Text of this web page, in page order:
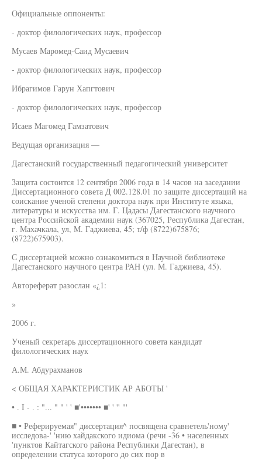
Официальные оппоненты:
- доктор филологических наук, профессор
Мусаев Маромед-Саид Мусаевич
- доктор филологических наук, профессор
Ибрагимов Гарун Хапгтович
- доктор филологических наук, профессор
Исаев Магомед Гамзатович
Ведущая организация —
Дагестанский государственный педагогический университет
Защита состоится 12 сентября 2006 года в 14 часов на заседании
Диссертационного совета Д 002.128.01 по защите диссертаций на
соискание ученой степени доктора наук при Институте языка,
литературы и искусства им. Г. Цадасы Дагестанского научного
центра Российской академии наук (367025, Республика Дагестан,
г. Махачкала, ул, М. Гаджиева, 45; т/ф (8722)675876;
(8722)675903).
С диссертацией можно ознакомиться в Научной библиотеке
Дагестанского научного центра РАН (ул. М. Гаджиева, 45).
Автореферат разослан «¿1:
»
2006 г.
Ученый секретарь диссертационного совета кандидат
филологических наук
А.М. Абдурахманов
< ОБЩАЯ ХАРАКТЕРИСТИК АР АБОТЫ '
• . I - . : "... " " ' ' ■'••••••• ■' ' '' "'
■ • Реферируемая" диссертация^ посвящена сравнетель'ному'
исследова-' 'нию хайдакского идиома (речи -36 • населенных
'пунктов Кайтагского района Республики Дагестан), в
определении статуса которого до сих пор в